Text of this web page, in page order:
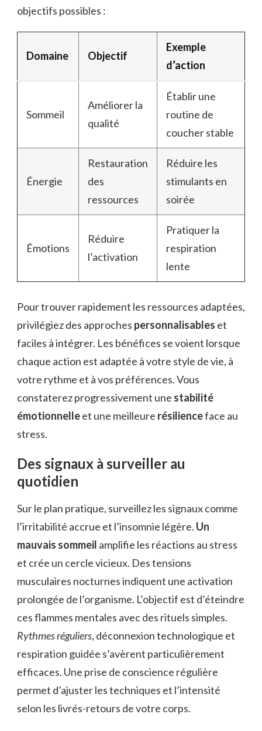
objectifs possibles :
Domaine Objectif
Exemple
d’action
Sommeil
Améliorer la
qualité
Établir une
routine de
coucher stable
Énergie
Restauration
des
ressources
Réduire les
stimulants en
soirée
Émotions
Réduire
l’activation
Pratiquer la
respiration
lente
Pour trouver rapidement les ressources adaptées,
privilégiez des approches personnalisables et
faciles à intégrer. Les bénéfices se voient lorsque
chaque action est adaptée à votre style de vie, à
votre rythme et à vos préférences. Vous
constaterez progressivement une stabilité
émotionnelleet une meilleure résilienceface au
stress.
Des signaux à surveiller au
quotidien
Sur le plan pratique, surveillez les signaux comme
l’irritabilité accrue et l’insomnie légère. Un
mauvais sommeil amplifie les réactions au stress
et crée un cercle vicieux. Des tensions
musculaires nocturnes indiquent une activation
prolongée de l’organisme. L’objectif est d’éteindre
ces flammes mentales avec des rituels simples.
Rythmes réguliers, déconnexion technologique et
respiration guidée s’avèrent particulièrement
efficaces. Une prise de conscience régulière
permet d’ajuster les techniques et l’intensité
selon les livrés-retours de votre corps.